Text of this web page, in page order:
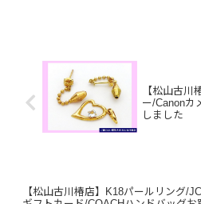
【松山古川
ー/Canonカ
しました
【松山古川椿店】K18パールリング/